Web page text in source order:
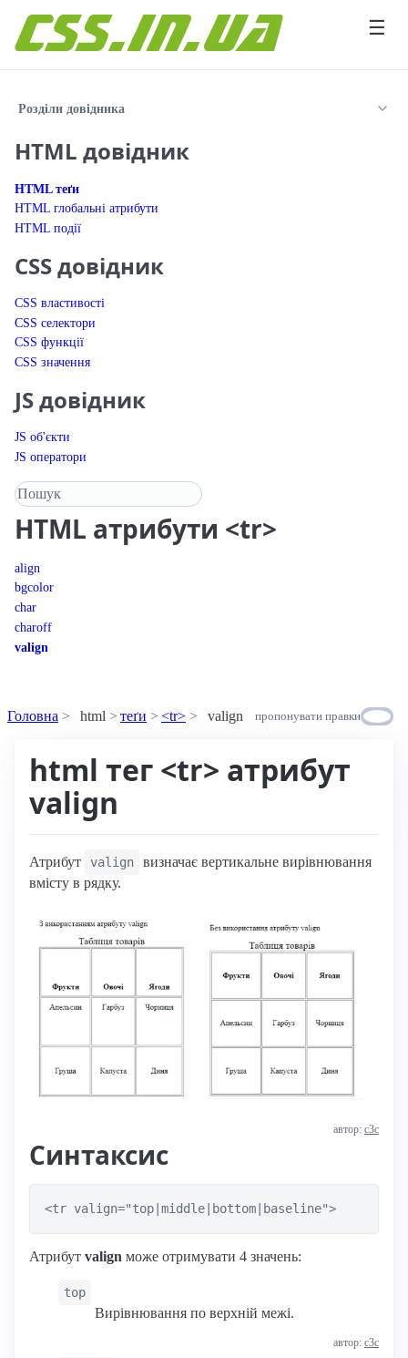
☰
Розділи довідника
HTML довідник
HTML теґи
HTML глобальні атрибути
HTML події
CSS довідник
CSS властивості
CSS селектори
CSS функції
CSS значення
JS довідник
JS об'єкти
JS оператори
Пошук у довіднику
HTML атрибути <tr>
align
bgcolor
char
charoff
valign
Головна html теґи <tr> valign пропонувати правки
html тег <tr> атрибут
valign
Атрибут valign
визначає вертикальне вирівнювання
вмісту в рядку.
автор: с3с
Синтаксис
<tr valign="top|middle|bottom|baseline">
Атрибут valign може отримувати 4 значень:
top
Вирівнювання по верхній межі.
автор: с3с